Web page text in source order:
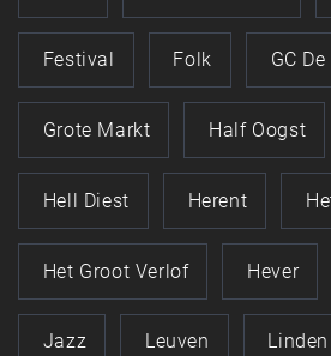
Festival Folk GC
Grote Markt Half Oogst
Hell Diest Herent
Het Groot Verlof Hever
Jazz Leuven Linden